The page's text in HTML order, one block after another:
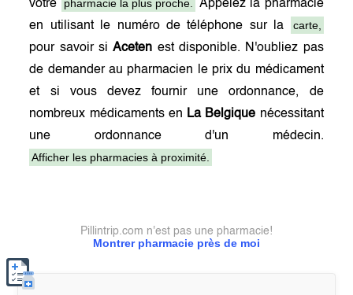
votre pharmacie la plus proche.
Appelez la pharmacie
en utilisant le numéro de téléphone sur la
carte,
pour savoir siAceten est disponible. N'oubliez pas
de demander au pharmacien le prix du médicament
et si vous devez fournir une ordonnance, de
nombreux médicaments en La Belgique nécessitant
une ordonnance d'un médecin.
Afficher les pharmacies à proximité.
Montrer pharmacie près de moi
Pillintrip.com n'est pas une pharmacie!